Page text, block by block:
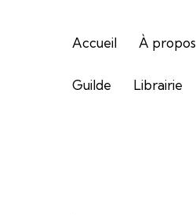
Accueil À propos
Guilde Librairie